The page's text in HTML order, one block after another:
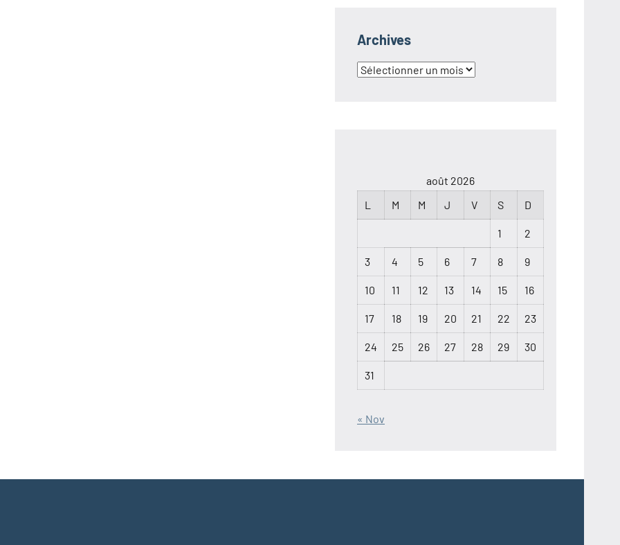
Archives
Archives
août 2026
L
M M J V S D
1 2
3 4 5 6 7 8 9
10 11 12 13 14 15 16
17 18 19 20 21 22 23
24 25 26 27 28 29 30
31
« Nov